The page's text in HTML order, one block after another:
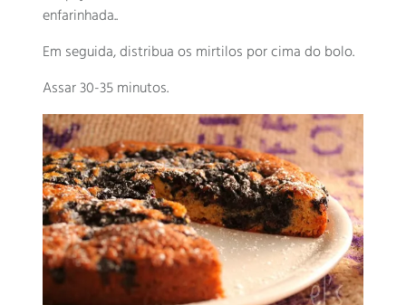
enfarinhada..
Em seguida, distribua os mirtilos por cima do bolo.
Assar 30-35 minutos.